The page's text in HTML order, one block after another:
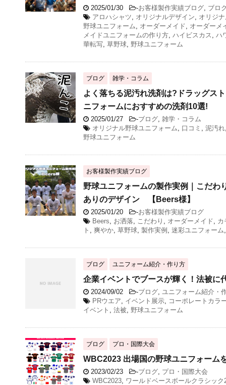
2025/01/30 -お客様製作実績ブログ, ブロ
アロハシャツ, オリジナルデザイン, オリジ
野球ユニフォーム, オーダーメイド, オーダーメ
メイドユニフォームの作り方, ハイビスカス , ハ
華転写, 草野球, 野球ユニフォーム
ブログ 雑学・コラム
よく落ちる泥汚れ洗剤は?ドラッグス
ニフォームにおすすめの洗剤10選!
2025/01/27 -ブログ, 雑学・コラム
オリジナル野球ユニフォーム, 口コミ , 泥汚れ
野球ユニフォーム
お客様製作実績ブログ
野球ユニフォームの製作実例｜こだわ
ありのデザイン 【Beers様】
2025/01/20 -お客様製作実績ブログ
Beers, お洒落, こだわり , オーダーメイド,
ト , 爽やか, 草野球, 製作実例 , 迷彩ユニフォーム
ブログ ユニフォーム紹介・作り方
企業イベントでブースが輝く！法被に
2024/09/02 -ブログ, ユニフォーム紹介・
PRウエア, イベント展示, コーポレートカラ
イベント , 法被, 野球ユニフォーム
ブログ プロ・国際大会
WBC2023 出場国の野球ユニフォーム
2023/02/23 -ブログ, プロ・国際大会
WBC2023, ワールドベースボールクラシック